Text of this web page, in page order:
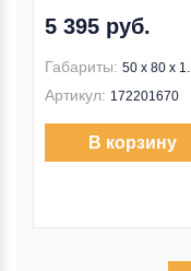
5 395 руб.
Габариты: 50 x 80 x 1.
Артикул: 172201670
В корзину